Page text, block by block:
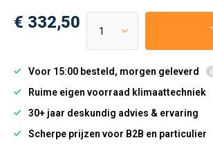
€ 332,50
Voor 15:00 besteld, morgen geleverd
Ruime eigen voorraad klimaattechniek
30+ jaar deskundig advies & ervaring
Scherpe prijzen voor B2B en particulier